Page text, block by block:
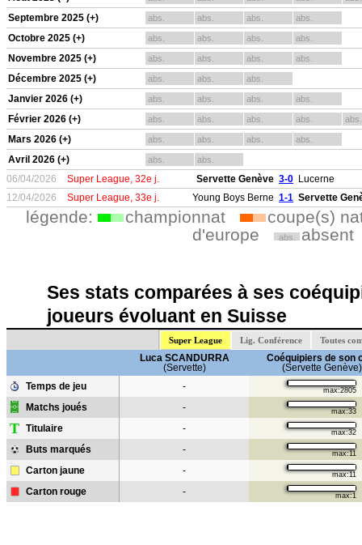
Septembre 2025 (+) abs. abs. abs. abs.
Octobre 2025 (+) abs. abs. abs. abs.
Novembre 2025 (+) abs. abs. abs. abs.
Décembre 2025 (+) abs. abs. abs.
Janvier 2026 (+) abs. abs. abs. abs.
Février 2026 (+) abs. abs. abs. abs. abs.
Mars 2026 (+) abs. abs. abs. abs.
Avril 2026 (+) abs. abs.
06/04/2026 Super League, 32e j. Servette Genève 3-0 Lucerne
12/04/2026
Super League, 33e j. Young Boys Berne 1-1 Servette
légende: championnat
coupe(s)
d'europe
abs. absent
Ses stats comparées à ses
joueurs évoluant en Suisse
Super League Lig. Conférence Toutes
Luca SCANDURRA
(Servette)
Coéquipiers de son
(Servette Genève)
Temps de jeu
- max:2805
Matchs joués - max:33
T Titulaire - max:32
Buts marqués - max:11
Carton jaune - max:11
Carton rouge - max:1